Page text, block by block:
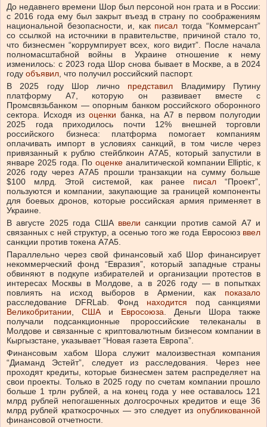
До недавнего времени Шор был персоной нон грата и в России:
с 2016 года ему был закрыт въезд в страну по соображениям
национальной безопасности, и, как писал тогда “Коммерсант”
со ссылкой на источники в правительстве, причиной стало то,
что бизнесмен “коррумпирует всех, кого видит”. После начала
полномасштабной войны в Украине отношение к нему
изменилось: с 2023 года Шор снова бывает в Москве, а в 2024
году объявил, что получил российский паспорт.
В 2025 году Шор лично представил Владимиру Путину
платформу А7, которую он развивает вместе с
Промсвязьбанком — опорным банком российского оборонного
сектора. Исходя изоценки банка, на А7 в первом полугодии
2025 года приходилось почти 12% внешней торговли
российского бизнеса: платформа помогает компаниям
оплачивать импорт в условиях санкций, в том числе через
привязанный к рублю стейблкоин А7А5, который запустили в
январе 2025 года. По оценке аналитической компании Elliptic, к
2026 году через А7А5 прошли транзакции на сумму больше
$100 млрд. Этой системой, как ранее писал“Проект”,
пользуются и компании, закупающие за границей компоненты
для боевых дронов, которые российская армия применяет в
Украине.
В августе 2025 года США ввели санкции против самой А7 и
связанных с ней структур, а осенью того же года Евросоюз ввел
санкции против токена А7А5.
Параллельно через свой финансовый хаб Шор финансирует
некоммерческий фонд “Евразия”, который западные страны
обвиняют в подкупе избирателей и организации протестов в
интересах Москвы в Молдове, а в 2026 году — в попытках
повлиять на исход выборов в Армении, как показало
расследование DFRLab. Фонд находится под санкциями
Великобритании, СШАи Евросоюза. Деньги Шора также
получали подсанкционные пророссийские телеканалы в
Молдове и связанные с криптовалютным бизнесом компании в
Кыргызстане, указывает “Новая газета Европа”.
Финансовым хабом Шора служит малоизвестная компания
“Диаманд Эстейт”, следует из расследования. Через нее
проходят кредиты, которые бизнесмен затем распределяет на
свои проекты. Только в 2025 году по счетам компании прошло
больше 1 трлн рублей, а на конец года у нее оставалось 121
млрд рублей непогашенных долгосрочных кредитов и еще 36
млрд рублей краткосрочных — это следует из опубликованной
финансовой отчетности.